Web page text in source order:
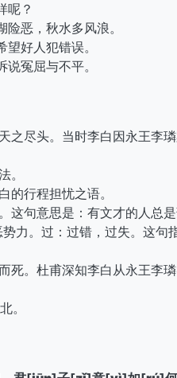
呢？
恶，秋水多风浪。
好人犯错误。
冤屈与不平。
之尽头。当时李白因永王李
。
行程担忧之语。
句意思是：有文才的人总是
力。过：过错，过失。这句
死。 杜甫深知李白从永王李
。